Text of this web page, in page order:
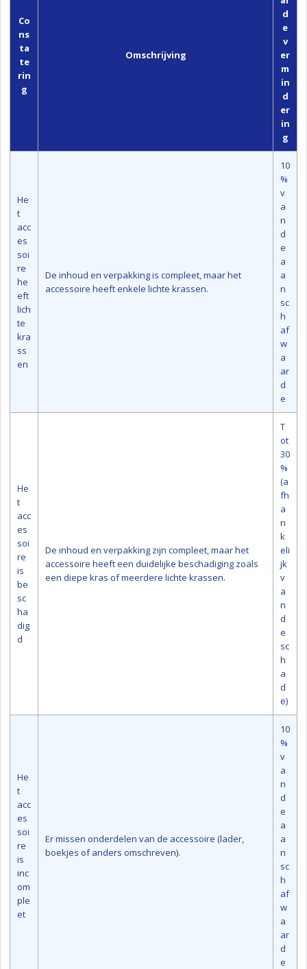
Co
ns
ta
te
rin
g
Omschrijving
d
e
v
er
m
in
d
er
in
g
He
t
acc
es
soi
re
he
eft
lich
te
kra
ss
en
De inhoud en verpakking is compleet, maar het
accessoire heeft enkele lichte krassen.
10
%
v
a
n
d
e
a
a
n
sc
h
af
w
a
ar
d
e
He
t
acc
es
soi
re
is
be
sc
ha
dig
d
De inhoud en verpakking zijn compleet, maar het
accessoire heeft een duidelijke beschadiging zoals
een diepe kras of meerdere lichte krassen.
T
ot
30
%
(a
fh
a
n
k
eli
jk
v
a
n
d
e
sc
h
a
d
e)
He
t
acc
es
soi
re
is
inc
om
ple
et
Er missen onderdelen van de accessoire (lader,
boekjes of anders omschreven).
10
%
v
a
n
d
e
a
a
n
sc
h
af
w
a
ar
d
e